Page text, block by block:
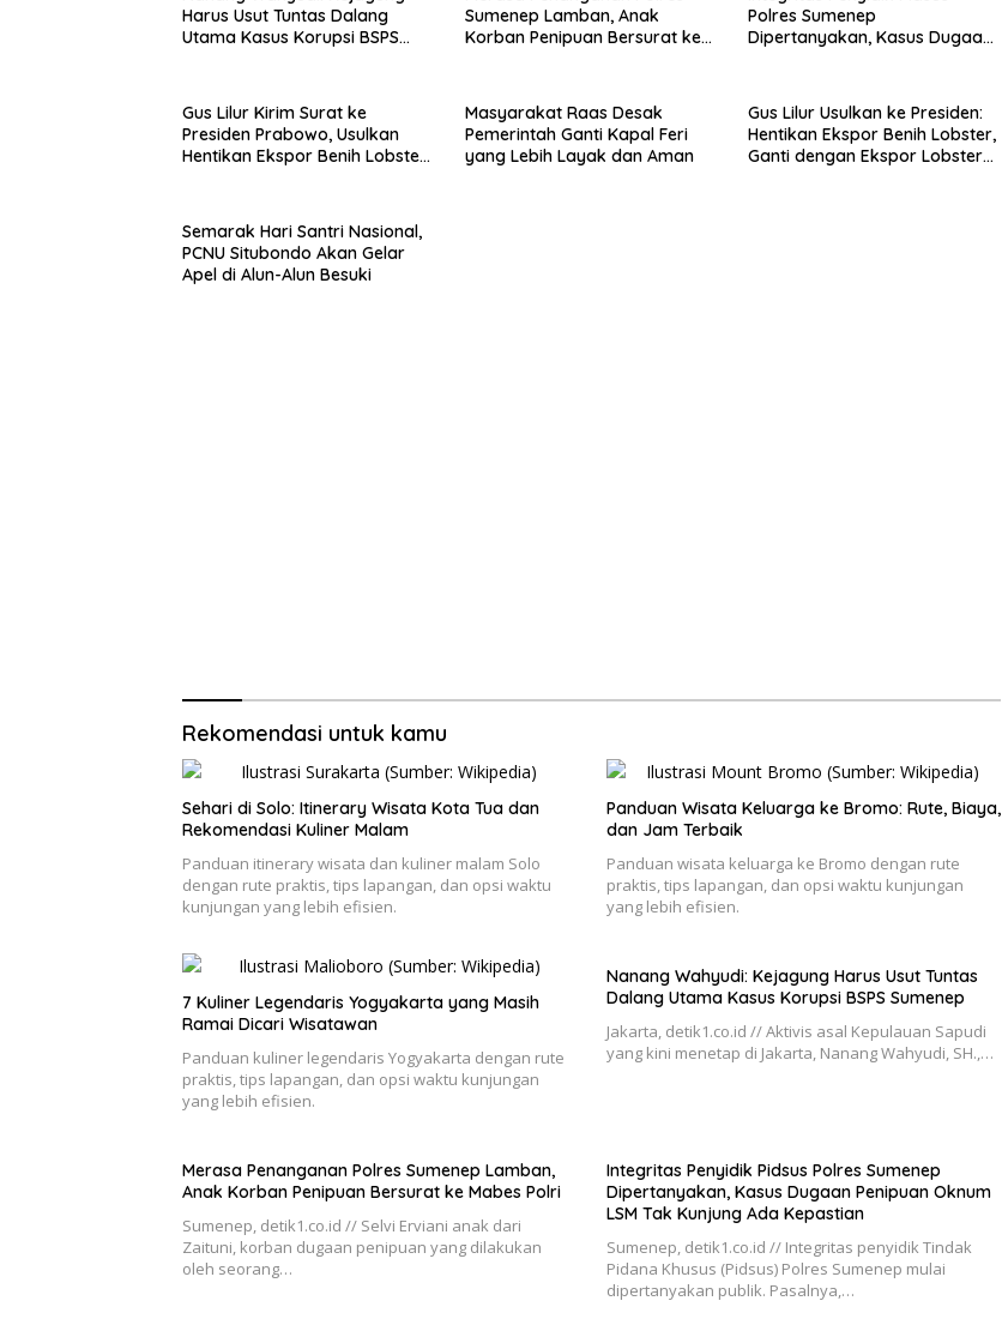
Harus Usut Tuntas Dalang
Utama Kasus Korupsi BSPS
Sumenep Lamban, Anak
Korban Penipuan Bersurat ke
Polres Sumenep
Dipertanyakan, Kasus Dugaan
Gus Lilur Kirim Surat ke
Presiden Prabowo, Usulkan
Hentikan Ekspor Benih Lobster
Masyarakat Raas Desak
Pemerintah Ganti Kapal Feri
yang Lebih Layak dan Aman
Gus Lilur Usulkan ke Presiden:
Hentikan Ekspor Benih Lobster,
Ganti dengan Ekspor Lobster
Semarak Hari Santri Nasional,
PCNU Situbondo Akan Gelar
Apel di Alun-Alun Besuki
Rekomendasi untuk kamu
Sehari di Solo: Itinerary Wisata Kota Tua dan
Rekomendasi Kuliner Malam
Panduan itinerary wisata dan kuliner malam Solo
dengan rute praktis, tips lapangan, dan opsi waktu
kunjungan yang lebih efisien.
Panduan Wisata Keluarga ke Bromo: Rute, Biaya,
dan Jam Terbaik
Panduan wisata keluarga ke Bromo dengan rute
praktis, tips lapangan, dan opsi waktu kunjungan
yang lebih efisien.
7 Kuliner Legendaris Yogyakarta yang Masih
Ramai Dicari Wisatawan
Panduan kuliner legendaris Yogyakarta dengan rute
praktis, tips lapangan, dan opsi waktu kunjungan
yang lebih efisien.
Nanang Wahyudi: Kejagung Harus Usut Tuntas
Dalang Utama Kasus Korupsi BSPS Sumenep
Jakarta, detik1.co.id // Aktivis asal Kepulauan Sapudi
yang kini menetap di Jakarta, Nanang Wahyudi, SH.,…
Merasa Penanganan Polres Sumenep Lamban,
Anak Korban Penipuan Bersurat ke Mabes Polri
Sumenep, detik1.co.id // Selvi Erviani anak dari
Zaituni, korban dugaan penipuan yang dilakukan
oleh seorang…
Integritas Penyidik Pidsus Polres Sumenep
Dipertanyakan, Kasus Dugaan Penipuan Oknum
LSM Tak Kunjung Ada Kepastian
Sumenep, detik1.co.id // Integritas penyidik Tindak
Pidana Khusus (Pidsus) Polres Sumenep mulai
dipertanyakan publik. Pasalnya,…